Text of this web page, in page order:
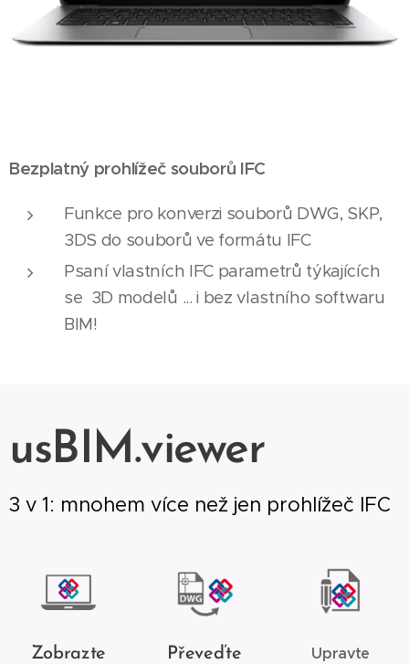
Bezplatný prohlížeč souborů IFC
Funkce pro konverzi souborů DWG, SKP,
3DS do souborů ve formátu IFC
Psaní vlastních IFC parametrů týkajících
se 3D modelů ... i bez vlastního softwaru
BIM!
usBIM.viewer
3 v 1: mnohem více než jen prohlížeč IFC
Zobrazte Převeďte
Upravte